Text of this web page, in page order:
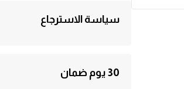
سياسة الاسترجاع
30 يوم ضمان